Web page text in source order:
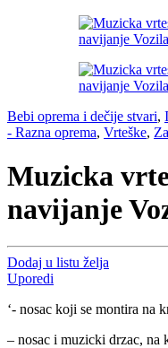
Bebi oprema i dečije stvari,
- Razna oprema, Vrteške,
Muzicka
navijanje
Dodaj u listu želja
Uporedi
‘- nosac koji se montira na
– nosac i muzicki drzac, na